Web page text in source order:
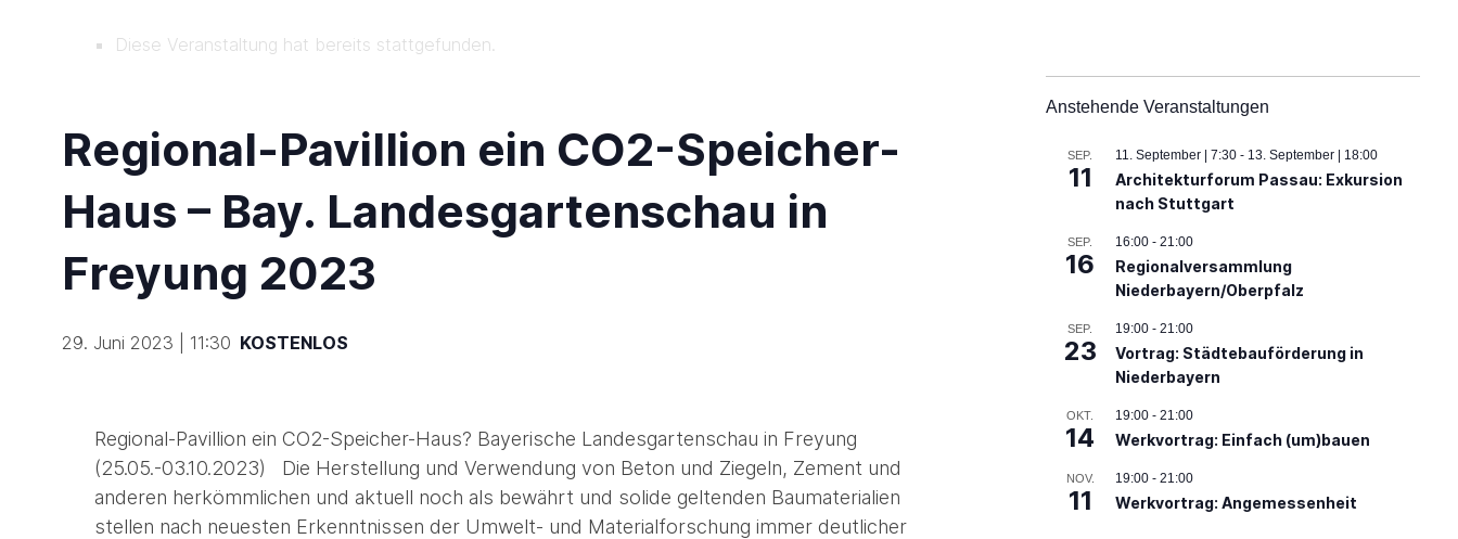
Diese Veranstaltung hat bereits stattgefunden.
Regional-Pavillion ein CO2-Speicher-
Haus – Bay. Landesgartenschau in
Freyung 2023
29. Juni 2023 | 11:30 KOSTENLOS
Regional-Pavillion ein CO2-Speicher-Haus? Bayerische Landesgartenschau in Freyung
(25.05.-03.10.2023) Die Herstellung und Verwendung von Beton und Ziegeln, Zement und
anderen herkömmlichen und aktuell noch als bewährt und solide geltenden Baumaterialien
stellen nach neuesten Erkenntnissen der Umwelt- und Materialforschung immer deutlicher
Anstehende Veranstaltungen
SEP.
11
11. September | 7:30- 13. September | 18:00
Architekturforum Passau: Exkursion
nach Stuttgart
SEP.
16
16:00- 21:00
Regionalversammlung
Niederbayern/Oberpfalz
SEP.
23
19:00- 21:00
Vortrag: Städtebauförderung in
Niederbayern
OKT.
14
19:00- 21:00
Werkvortrag: Einfach (um)bauen
NOV.
11
19:00- 21:00
Werkvortrag: Angemessenheit